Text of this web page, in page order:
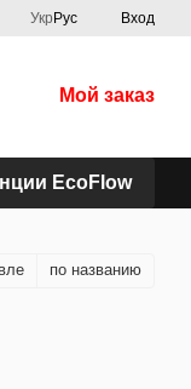
Укр Рус Вход
Мой заказ
EcoFlow
по названию